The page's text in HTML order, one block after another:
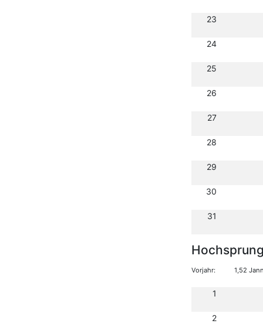
23
24
25
26
27
28
29
30
31
Vorjahr: 1,52
1
2